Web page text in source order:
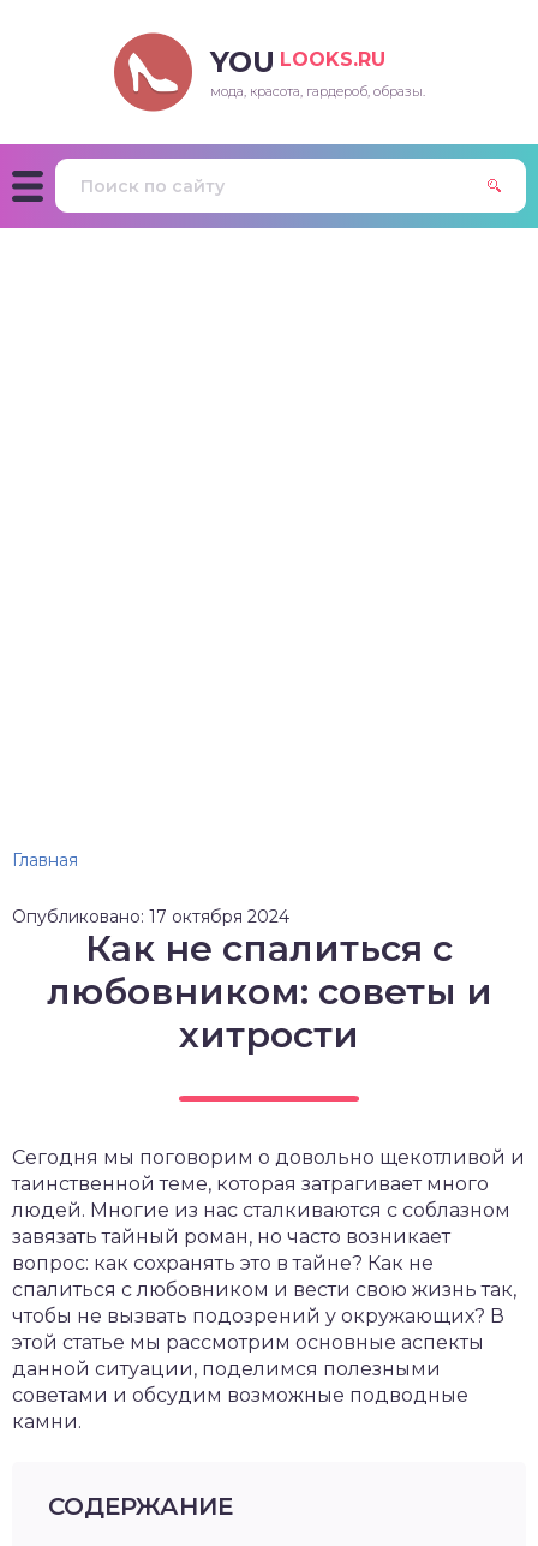
YOU LOOKS.RU
мода, красота, гардероб, образы.
Главная
Опубликовано: 17 октября 2024
Как не спалиться с
любовником: советы и
хитрости
Сегодня мы поговорим о довольно щекотливой и
таинственной теме, которая затрагивает много
людей. Многие из нас сталкиваются с соблазном
завязать тайный роман, но часто возникает
вопрос: как сохранять это в тайне? Как не
спалиться с любовником и вести свою жизнь так,
чтобы не вызвать подозрений у окружающих? В
этой статье мы рассмотрим основные аспекты
данной ситуации, поделимся полезными
советами и обсудим возможные подводные
камни.
СОДЕРЖАНИЕ